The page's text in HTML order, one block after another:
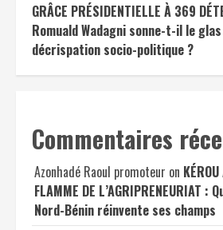
GRÂCE PRÉSIDENTIELLE À 369
Romuald Wadagni sonne-t-il le
décrispation socio-politique ?
Commentaires
Azonhadé Raoul promoteur on
FLAMME DE L’AGRIPRENEURIAT :
Nord-Bénin réinvente ses champs